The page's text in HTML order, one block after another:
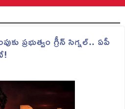
ప్రభుత్వం గ్రీన్ సిగ్నల్.. ఏపీ